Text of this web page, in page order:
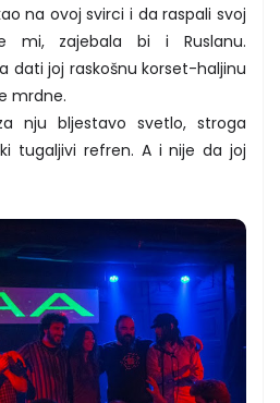
na ovoj svirci i da raspali svoj
mi, zajebala bi i Ruslanu.
dati joj raskošnu korset-haljinu
mrdne.
nju bljestavo svetlo, stroga
tugaljivi refren. A i nije da joj